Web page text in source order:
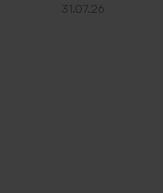
31.07.26